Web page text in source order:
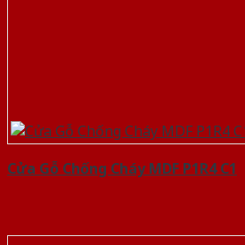
Cửa Gỗ Chống Cháy MDF P1R4 C1